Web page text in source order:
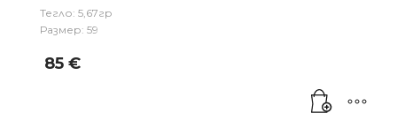
Тегло: 5,67гр
Размер: 59
85 €